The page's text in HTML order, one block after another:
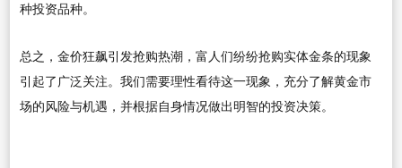
种投资品种。
总之，金价狂飙引发抢购热潮，富人们纷纷抢购实体金条的现象
引起了广泛关注。我们需要理性看待这一现象，充分了解黄金市
场的风险与机遇，并根据自身情况做出明智的投资决策。